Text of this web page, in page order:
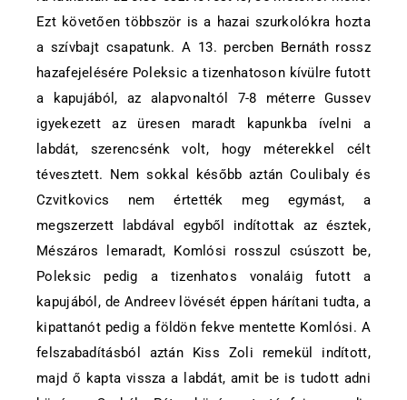
Ezt követően többször is a hazai szurkolókra hozta
a szívbajt csapatunk. A 13. percben Bernáth rossz
hazafejelésére Poleksic a tizenhatoson kívülre futott
a kapujából, az alapvonaltól 7-8 méterre Gussev
igyekezett az üresen maradt kapunkba ívelni a
labdát, szerencsénk volt, hogy méterekkel célt
tévesztett. Nem sokkal később aztán Coulibaly és
Czvitkovics nem értették meg egymást, a
megszerzett labdával egyből indítottak az észtek,
Mészáros lemaradt, Komlósi rosszul csúszott be,
Poleksic pedig a tizenhatos vonaláig futott a
kapujából, de Andreev lövését éppen hárítani tudta, a
kipattanót pedig a földön fekve mentette Komlósi. A
felszabadításból aztán Kiss Zoli remekül indított,
majd ő kapta vissza a labdát, amit be is tudott adni